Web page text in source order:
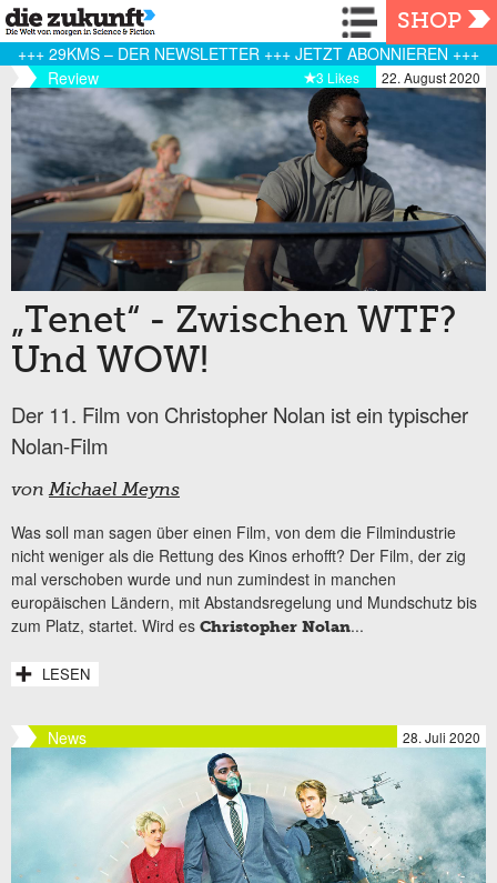
Navigation
SHOP
+++ 29KMS – DER NEWSLETTER +++ JETZT ABONNIEREN +++
Review
22. August 2020
3 Likes
„Tenet“ - Zwischen WTF?
Und WOW!
Der 11. Film von Christopher Nolan ist ein typischer
Nolan-Film
vonMichael Meyns
Was soll man sagen über einen Film, von dem die Filmindustrie
nicht weniger als die Rettung des Kinos erhofft? Der Film, der zig
mal verschoben wurde und nun zumindest in manchen
europäischen Ländern, mit Abstandsregelung und Mundschutz bis
zum Platz, startet. Wird es Christopher Nolan...
LESEN
News 28. Juli 2020